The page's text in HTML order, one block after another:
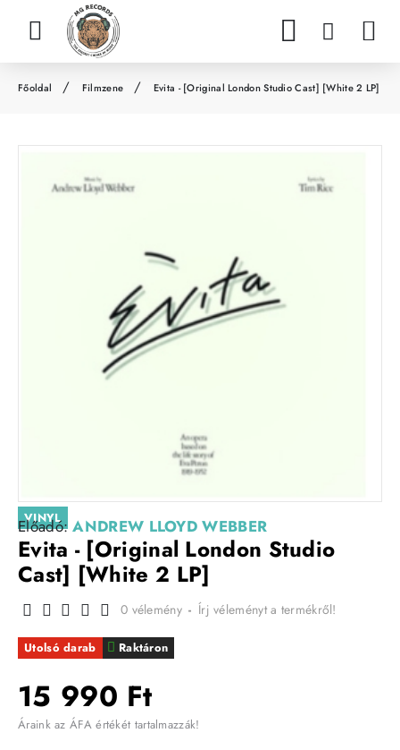
Filmzene Evita - [Original London Studio Cast] [White 2 LP]
VINYL
Előadó:ANDREW LLOYD WEBBER
Evita - [Original London Studio
Cast] [White 2 LP]
Raktáron
Utolsó darab
0 vélemény - Írj véleményt a termékről!
15 990 Ft
Áraink az ÁFA értékét tartalmazzák!